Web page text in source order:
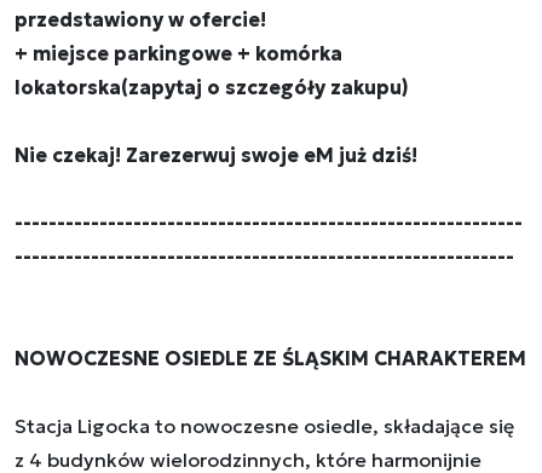
przedstawiony w ofercie!
+ miejsce parkingowe + komórka
lokatorska(zapytaj o szczegóły zakupu)
Nie czekaj! Zarezerwuj swoje eM już dziś!
------------------------------------------------------------
-----------------------------------------------------------
NOWOCZESNE OSIEDLE ZE ŚLĄSKIM CHARAKTEREM
Stacja Ligocka to nowoczesne osiedle, składające się
z 4 budynków wielorodzinnych, które harmonijnie